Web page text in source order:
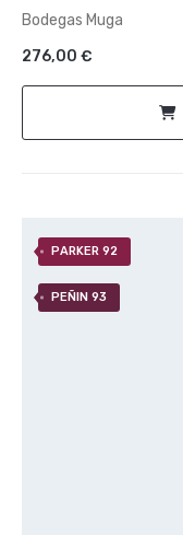
Bodegas Muga
276,00 €
PARKER 92
PEÑIN 93